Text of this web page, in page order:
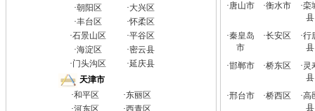
·朝阳区 ·大兴区
·丰台区 ·怀柔区
·石景山区 ·平谷区
·海淀区 ·密云县
·门头沟区 ·延庆县
天津市
·和平区 ·东丽区
·河东区 ·西青区
·唐山市 ·衡水市 ·栾
县
·秦皇岛
市
·长安区 ·行
县
·邯郸市 ·桥东区 ·灵
县
·邢台市 ·桥西区 ·高
县